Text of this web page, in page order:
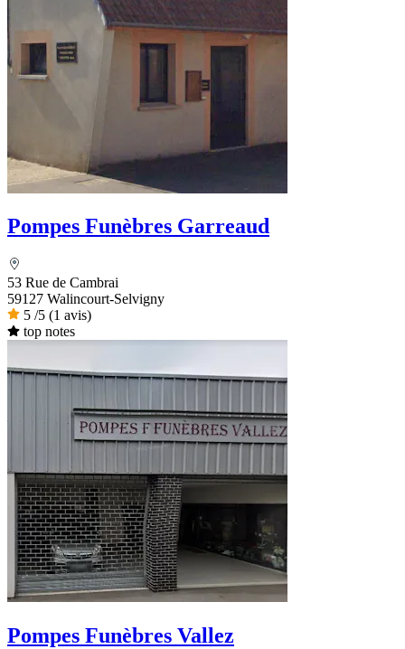
Pompes Funèbres Garreaud
53 Rue de Cambrai
59127 Walincourt-Selvigny
5 /5 (1 avis)
top notes
Pompes Funèbres Vallez